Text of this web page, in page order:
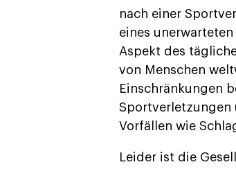
nach einer
eines
Aspekt des
von Menschen
Einschränkungen
Sportverletzungen
Vorfällen wie
Leider ist die